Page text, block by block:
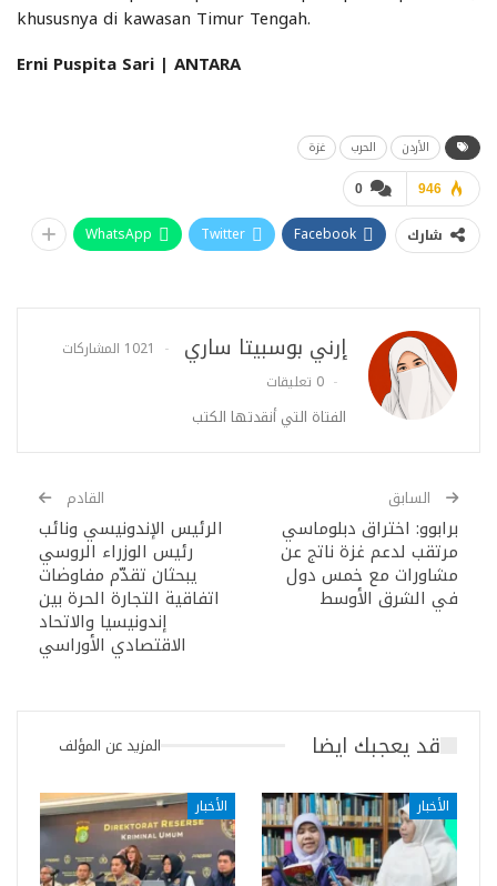
khususnya di kawasan Timur Tengah.
Erni Puspita Sari | ANTARA
الأردن الحرب غزة
0 946
شارك Facebook
Twitter
WhatsApp
إرني بوسبيتا ساري
1021 المشاركات
0 تعليقات
الفتاة التي أنقدتها الكتب
السابق
برابوو: اختراق دبلوماسي
مرتقب لدعم غزة ناتج عن
مشاورات مع خمس دول
في الشرق الأوسط
القادم
الرئيس الإندونيسي ونائب
رئيس الوزراء الروسي
يبحثان تقدّم مفاوضات
اتفاقية التجارة الحرة بين
إندونيسيا والاتحاد
الاقتصادي الأوراسي
قد يعجبك ايضا المزيد عن المؤلف
الأخبار الأخبار